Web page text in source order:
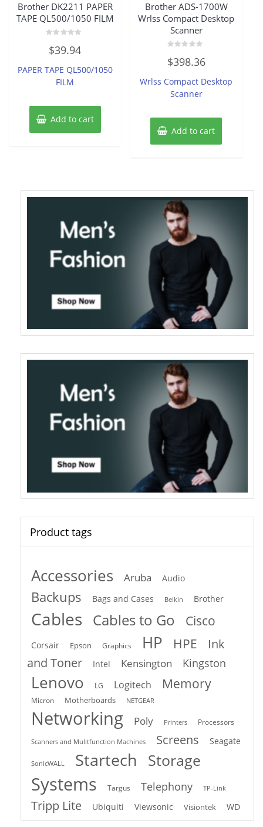
Brother DK2211 PAPER
TAPE QL500/1050 FILM
0
out
5
$39.94
PAPER TAPE QL500/1050
FILM
Add to cart
Brother ADS-1700W
Wrlss Compact Desktop
Scanner
0
out
5
$398.36
Wrlss Compact Desktop
Scanner
Add to cart
Product tags
Accessories Aruba Audio
Backups Bags and Cases Belkin Brother
Cables Cables to Go Cisco
Corsair Epson Graphics HP HPE
Ink
and Toner
Intel Kensington Kingston
Lenovo LG Logitech Memory
Micron Motherboards NETGEAR
Networking Poly Printers Processors
Scanners and Mulitfunction Machines Screens Seagate
SonicWALL Startech Storage
Systems Targus Telephony TP-Link
Tripp Lite Ubiquiti Viewsonic Visiontek WD